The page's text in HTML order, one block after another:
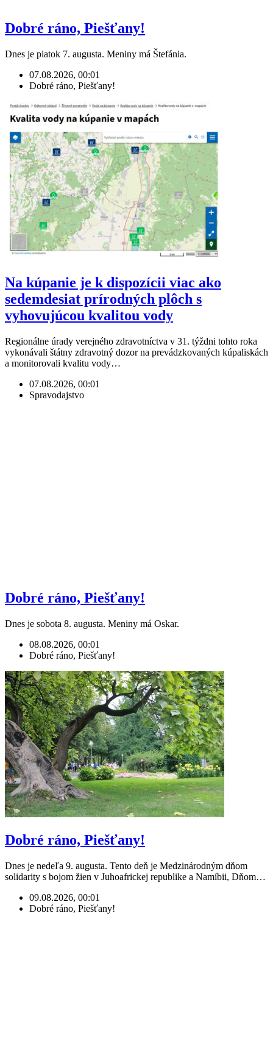
Dobré ráno, Piešťany!
Dnes je piatok 7. augusta. Meniny má Štefánia.
07.08.2026, 00:01
Dobré ráno, Piešťany!
Na kúpanie je k dispozícii viac ako
sedemdesiat prírodných plôch s
vyhovujúcou kvalitou vody
Regionálne úrady verejného zdravotníctva v 31. týždni tohto roka
vykonávali štátny zdravotný dozor na prevádzkovaných kúpaliskách
a monitorovali kvalitu vody…
07.08.2026, 00:01
Spravodajstvo
Dobré ráno, Piešťany!
Dnes je sobota 8. augusta. Meniny má Oskar.
08.08.2026, 00:01
Dobré ráno, Piešťany!
Dobré ráno, Piešťany!
Dnes je nedeľa 9. augusta. Tento deň je Medzinárodným dňom
solidarity s bojom žien v Juhoafrickej republike a Namíbii, Dňom…
09.08.2026, 00:01
Dobré ráno, Piešťany!